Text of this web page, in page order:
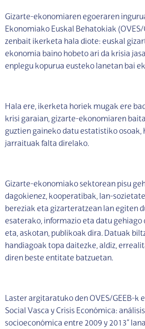
Gizarte-ekonomiaren egoeraren
Ekonomiako Euskal Behatokiak (OVES/
zenbait ikerketa hala diote: euskal
ekonomia baino hobeto ari da krisia
enplegu kopurua eusteko lanetan bai
Hala ere, ikerketa horiek mugak ere
krisi garaian, gizarte-ekonomiaren
guztien gaineko datu estatistiko osoak,
jarraituak falta direlako.
Gizarte-ekonomiako sektorean pisu
dagokienez, kooperatibak, lan-
bereziak eta gizarteratzean lan egiten
esaterako, informazio eta datu gehiago
eta, askotan, publikoak dira. Datuak
handiagoak topa daitezke, aldiz,
diren beste entitate batzuetan.
Laster argitaratuko den OVES/GEEB-k
Social Vasca y Crisis Económica:
socioeconómica entre 2009 y 2013”